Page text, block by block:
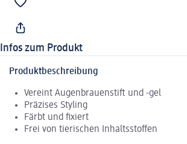
Infos zum Produkt
Produktbeschreibung
Vereint Augenbrauenstift und -gel
Präzises Styling
Färbt und fixiert
Frei von tierischen Inhaltsstoffen